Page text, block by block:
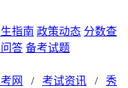
指南 政策动态 分数查
答 备考试题
网 / 考试资讯 / 秀